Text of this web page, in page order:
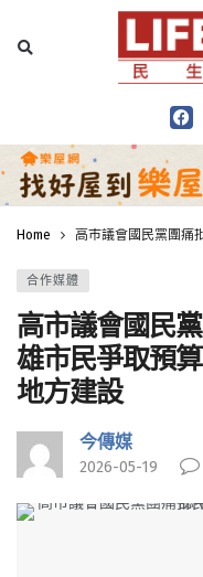
Home 高市議會國民黨團痛
合作媒體
高市議會國民
雄市民爭取預
地方建設
今傳媒
2026-05-19